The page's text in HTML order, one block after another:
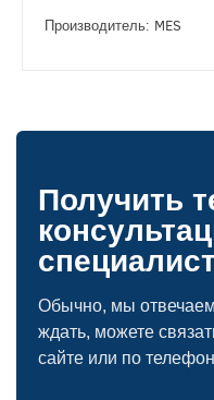
Производитель: MES
Получить
Обычно, мы
ждать, можете
сайте или по